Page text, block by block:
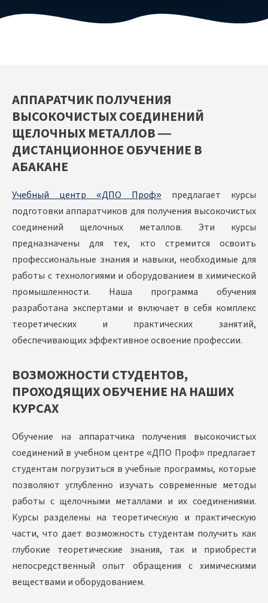
АППАРАТЧИК ПОЛУЧЕНИЯ
ВЫСОКОЧИСТЫХ СОЕДИНЕНИЙ
ЩЕЛОЧНЫХ МЕТАЛЛОВ —
ДИСТАНЦИОННОЕ ОБУЧЕНИЕ В
АБАКАНЕ
Учебный центр «ДПО Проф» предлагает курсы
подготовки аппаратчиков для получения высокочистых
соединений щелочных металлов. Эти курсы
предназначены для тех, кто стремится освоить
профессиональные знания и навыки, необходимые для
работы с технологиями и оборудованием в химической
промышленности. Наша программа обучения
разработана экспертами и включает в себя комплекс
теоретических и практических занятий,
обеспечивающих эффективное освоение профессии.
ВОЗМОЖНОСТИ СТУДЕНТОВ,
ПРОХОДЯЩИХ ОБУЧЕНИЕ НА НАШИХ
КУРСАХ
Обучение на аппаратчика получения высокочистых
соединений в учебном центре «ДПО Проф» предлагает
студентам погрузиться в учебные программы, которые
позволяют углубленно изучать современные методы
работы с щелочными металлами и их соединениями.
Курсы разделены на теоретическую и практическую
части, что дает возможность студентам получить как
глубокие теоретические знания, так и приобрести
непосредственный опыт обращения с химическими
веществами и оборудованием.